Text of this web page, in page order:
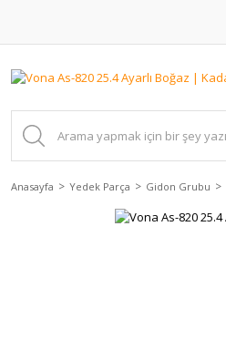
Anasayfa Yedek Parça Gidon Grubu